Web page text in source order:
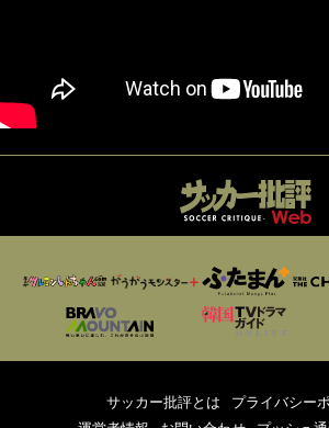
サッカー批評とは
プライバシー